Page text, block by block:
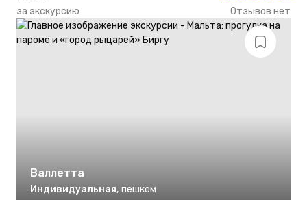
за экскурсию Отзывов нет
Валлетта
Индивидуальная, пешком